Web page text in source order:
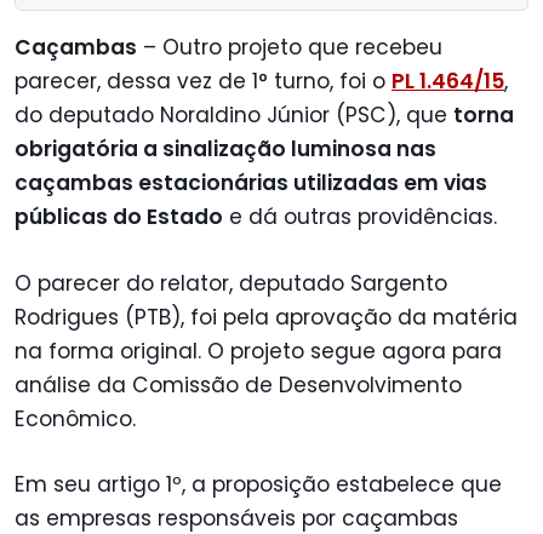
Caçambas – Outro projeto que recebeu
parecer, dessa vez de 1° turno, foi o PL 1.464/15,
do deputado Noraldino Júnior (PSC), que torna
obrigatória a sinalização luminosa nas
caçambas estacionárias utilizadas em vias
públicas do Estado e dá outras providências.
O parecer do relator, deputado Sargento
Rodrigues (PTB), foi pela aprovação da matéria
na forma original. O projeto segue agora para
análise da Comissão de Desenvolvimento
Econômico.
Em seu artigo 1º, a proposição estabelece que
as empresas responsáveis por caçambas